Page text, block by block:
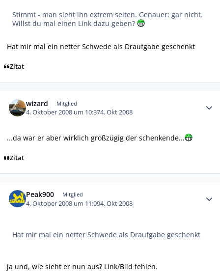
Stimmt - man sieht ihn extrem selten. Genauer: gar nicht.
Willst du mal einen Link dazu geben?
Hat mir mal ein netter Schwede als Draufgabe geschenkt
Zitat
wizard Mitglied
4. Oktober 2008 um 10:374. Okt 2008
...da war er aber wirklich großzügig der schenkende...
Zitat
Peak900 Mitglied
4. Oktober 2008 um 11:094. Okt 2008
Hat mir mal ein netter Schwede als Draufgabe geschenkt
ja und, wie sieht er nun aus? Link/Bild fehlen.